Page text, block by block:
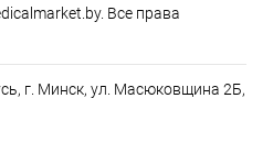
Все права
г. Минск, ул. Масюковщина 2Б,